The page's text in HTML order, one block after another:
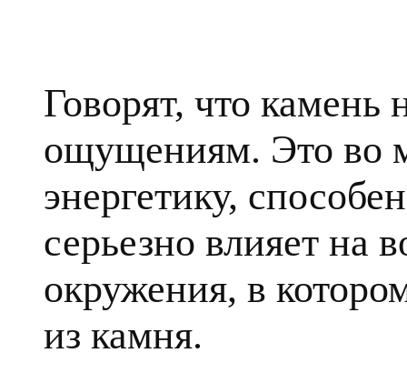
Говорят, что
ощущениям. Это во
энергетику,
серьезно влияет на
окружения, в
из камня.